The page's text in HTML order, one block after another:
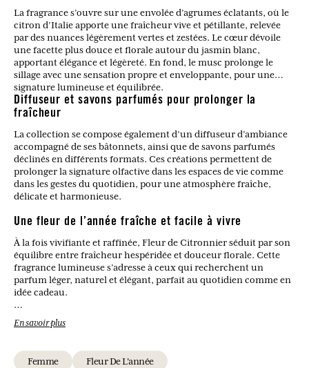
La fragrance s’ouvre sur une envolée d’agrumes éclatants, où le
citron d’Italie apporte une fraîcheur vive et pétillante, relevée
par des nuances légèrement vertes et zestées. Le cœur dévoile
une facette plus douce et florale autour du jasmin blanc,
apportant élégance et légèreté. En fond, le musc prolonge le
sillage avec une sensation propre et enveloppante, pour une
signature lumineuse et équilibrée.
Diffuseur et savons parfumés pour prolonger la
fraîcheur
La collection se compose également d’un diffuseur d’ambiance
accompagné de ses bâtonnets, ainsi que de savons parfumés
déclinés en différents formats. Ces créations permettent de
prolonger la signature olfactive dans les espaces de vie comme
dans les gestes du quotidien, pour une atmosphère fraîche,
délicate et harmonieuse.
Une fleur de l’année fraîche et facile à vivre
À la fois vivifiante et raffinée, Fleur de Citronnier séduit par son
équilibre entre fraîcheur hespéridée et douceur florale. Cette
fragrance lumineuse s’adresse à ceux qui recherchent un
parfum léger, naturel et élégant, parfait au quotidien comme en
idée cadeau.
Quels produits composent la collection Fleur de Citronnier ?
d’ambiance, des savons parfumés ainsi que des accessoires.
En savoir plus
Femme Fleur De L'année